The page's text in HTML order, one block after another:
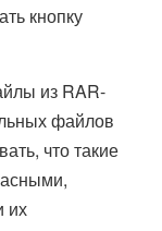
кнопку
из RAR-
файлов
что такие
их